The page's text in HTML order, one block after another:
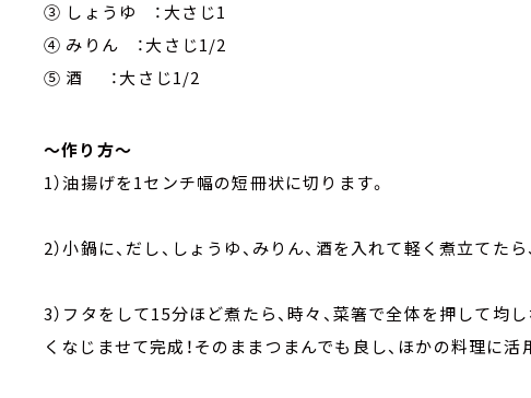
③ しょうゆ ：大さじ1
④ みりん ：大さじ1/2
⑤ 酒 ：大さじ1/2
～作り方～
1）油揚げを1センチ幅の短冊状に切ります。
2）小鍋に、だし、しょうゆ、みりん、酒を入れて軽く煮立てた
3）フタをして15分ほど煮たら、時々、菜箸で全体を押して均
くなじませて完成！そのままつまんでも良し、ほかの料理に活